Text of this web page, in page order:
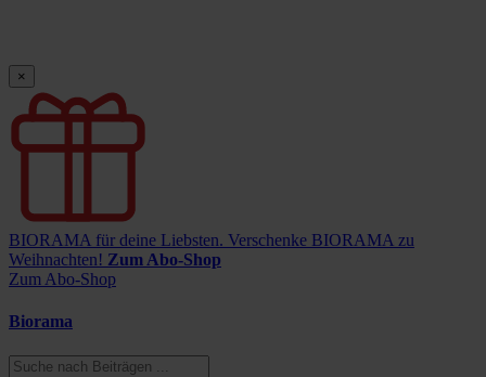
×
BIORAMA für deine Liebsten. Verschenke BIORAMA zu
Weihnachten! Zum Abo-Shop
Zum Abo-Shop
Biorama